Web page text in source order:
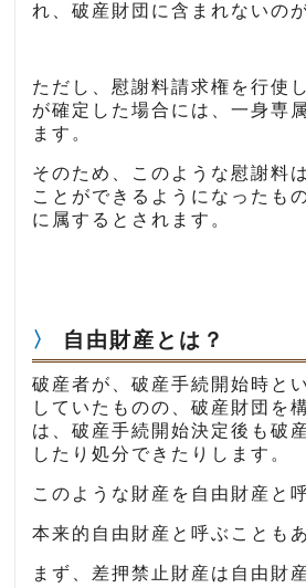
れ、破産財団に含まれないの
ただし、慰謝料請求権を行使
が確定した場合には、一身専
ます。
そのため、このような慰謝料
ことができるようになったも
に属するとされます。
自由財産とは？
破産者が、破産手続開始時と
していたものの、破産財団を
は、破産手続開始決定後も破
したり処分できたりします。
このような財産を自由財産と
本来的自由財産と呼ぶことも
まず、差押禁止財産は自由財